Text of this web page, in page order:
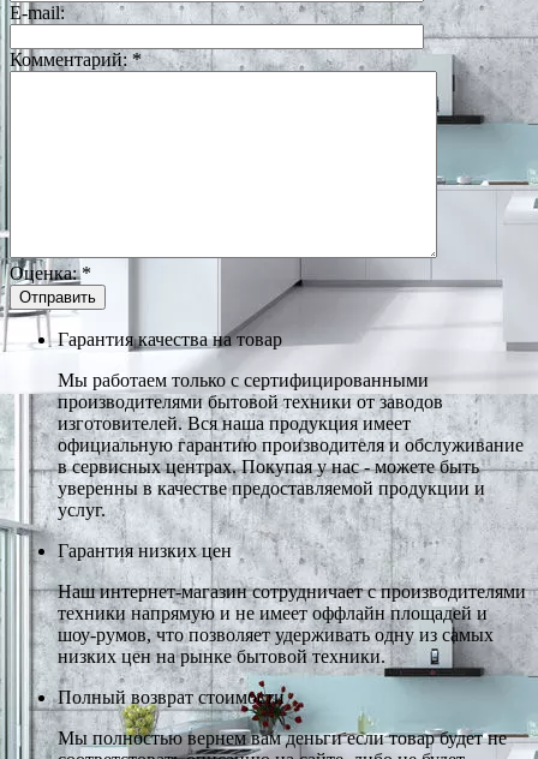
E-mail:
Комментарий:*
Оценка:*
Гарантия качества на товар
Мы работаем только с сертифицированными
производителями бытовой техники от заводов
изготовителей. Вся наша продукция имеет
официальную гарантию производителя и обслуживание
в сервисных центрах. Покупая у нас - можете быть
уверенны в качестве предоставляемой продукции и
услуг.
Гарантия низких цен
Наш интернет-магазин сотрудничает с производителями
техники напрямую и не имеет оффлайн площадей и
шоу-румов, что позволяет удерживать одну из самых
низких цен на рынке бытовой техники.
Полный возврат стоимости
Мы полностью вернем вам деньги если товар будет не